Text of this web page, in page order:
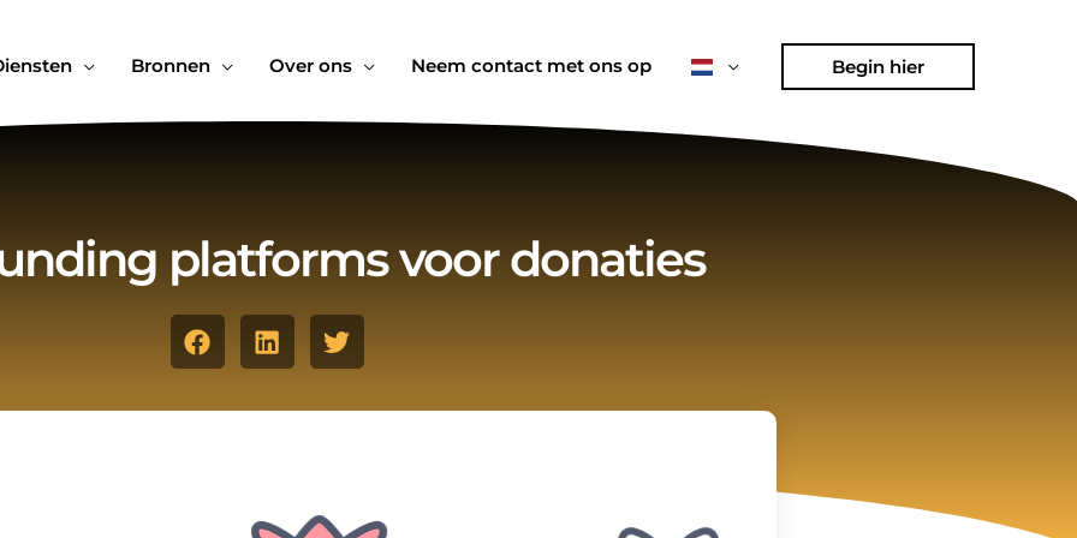
Bronnen Over ons Neem contact met ons op Begin hier
platforms voor donaties